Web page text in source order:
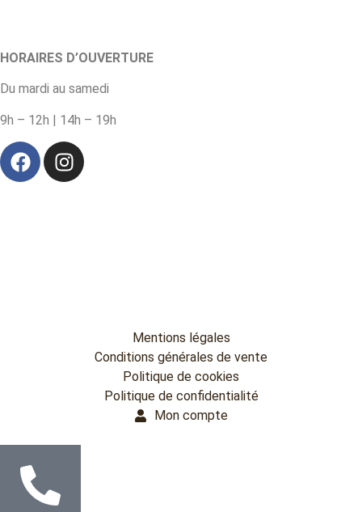
HORAIRES D’OUVERTURE
Du mardi au samedi
9h – 12h | 14h – 19h
Mentions légales
Conditions générales de vente
Politique de cookies
Politique de confidentialité
Mon compte